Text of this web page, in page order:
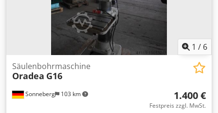
1 / 6
Sonneberg 103 km
Säulenbohrmaschine
Oradea G16
1.400 €
Festpreis zzgl. MwSt.